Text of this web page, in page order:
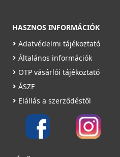
HASZNOS INFORMÁCIÓK
Adatvédelmi tájékoztató
Általános információk
OTP vásárlói tájékoztató
ÁSZF
Elállás a szerződéstől